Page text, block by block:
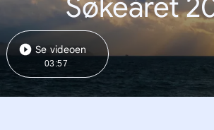
Søkeåret
Se videoen
03:57